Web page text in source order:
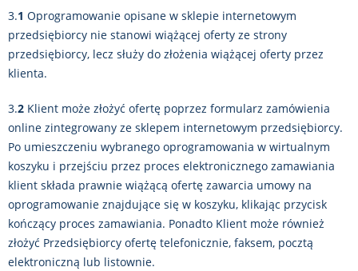
3.1 Oprogramowanie opisane w sklepie internetowym
przedsiębiorcy nie stanowi wiążącej oferty ze strony
przedsiębiorcy, lecz służy do złożenia wiążącej oferty przez
klienta.
3.2 Klient może złożyć ofertę poprzez formularz zamówienia
online zintegrowany ze sklepem internetowym przedsiębiorcy.
Po umieszczeniu wybranego oprogramowania w wirtualnym
koszyku i przejściu przez proces elektronicznego zamawiania
klient składa prawnie wiążącą ofertę zawarcia umowy na
oprogramowanie znajdujące się w koszyku, klikając przycisk
kończący proces zamawiania. Ponadto Klient może również
złożyć Przedsiębiorcy ofertę telefonicznie, faksem, pocztą
elektroniczną lub listownie.